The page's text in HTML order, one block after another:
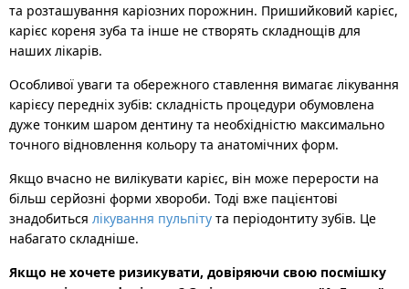
та розташування каріозних порожнин. Пришийковий карієс,
карієс кореня зуба та інше не створять складнощів для
наших лікарів.
Особливої ​​уваги та обережного ставлення вимагає лікування
карієсу передніх зубів: складність процедури обумовлена ​​
дуже тонким шаром дентину та необхідністю максимально
точного відновлення кольору та анатомічних форм.
Якщо вчасно не вилікувати карієс, він може перерости на
більш серйозні форми хвороби. Тоді вже пацієнтові
знадобиться лікування пульпіту та періодонтиту зубів. Це
набагато складніше.
Якщо не хочете ризикувати, довіряючи свою посмішку